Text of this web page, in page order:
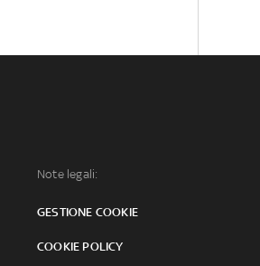
Note legali:
GESTIONE COOKIE
COOKIE POLICY